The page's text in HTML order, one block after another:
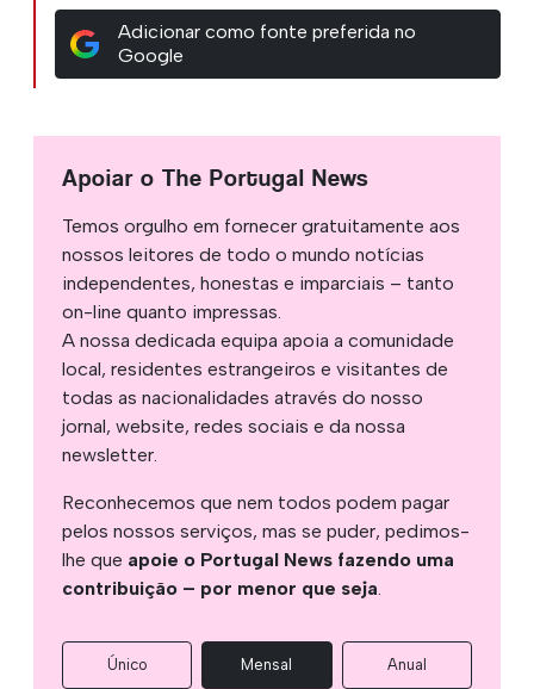
Adicionar como fonte preferida no
Google
Apoiar o The Portugal News
Temos orgulho em fornecer gratuitamente aos
nossos leitores de todo o mundo notícias
independentes, honestas e imparciais – tanto
on-line quanto impressas.
A nossa dedicada equipa apoia a comunidade
local, residentes estrangeiros e visitantes de
todas as nacionalidades através do nosso
jornal, website, redes sociais e da nossa
newsletter.
Reconhecemos que nem todos podem pagar
pelos nossos serviços, mas se puder, pedimos-
lhe que apoie o Portugal News fazendo uma
contribuição – por menor que seja.
Único Mensal Anual